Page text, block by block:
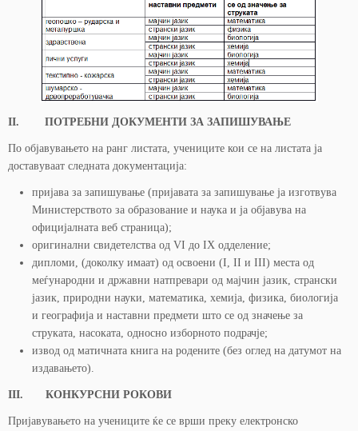
II. ПОТРЕБНИ ДОКУМЕНТИ ЗА ЗАПИШУВАЊЕ
По објавувањето на ранг листата, учениците кои се на листата ја
доставуваат следната документација:
пријава за запишување (пријавата за запишување ја изготвува
Министерството за образование и наука и ја објавува на
официјалната веб страница);
оригинални свидетелства од VI до IX одделение;
дипломи, (доколку имаат) од освоени (I, II и III) места од
меѓународни и државни натпревари од мајчин јазик, странски
јазик, природни науки, математика, хемија, физика, биологија
и географија и наставни предмети што се од значење за
струката, насоката, односно изборното подрачје;
извод од матичната книга на родените (без оглед на датумот на
издавањето).
III. КОНКУРСНИ РОКОВИ
Пријавувањето на учениците ќе се врши преку електронско